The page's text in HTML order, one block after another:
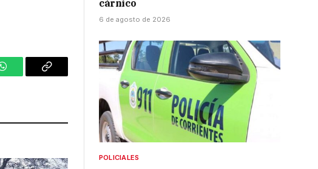
WhatsAppCopy
cárnico
6 de agosto de 2026
POLICIALES